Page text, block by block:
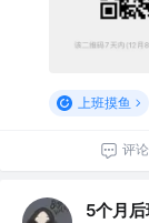
上班摸鱼
评论
5个月